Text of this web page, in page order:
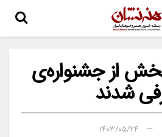
از جشنواره‌‌ی
شدند
۱۴۰۳/۰۵/۲۴